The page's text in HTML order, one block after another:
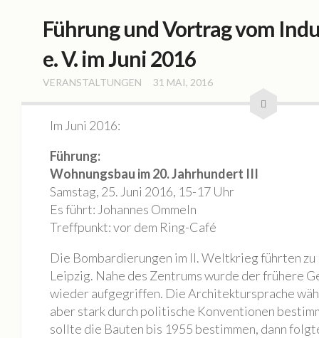
Geschichte
Vorstellung
Hassan Haddad
Mieten
Archiv
BILDAUSWAHL 2023
Buchlesung Atelier Maritta Brückner
BILDAUSWAHL 2022
Tag der Offenen Ateliers 2022
Führung und Vortrag vom
e. V. im Juni 2016
VERANSTALTUNGEN 31 MAI, 2016
Im Juni 2016:
Führung:
Wohnungsbau im 20. Jahrhundert III
Samstag, 25. Juni 2016, 15-17 Uhr
Es führt: Johannes Ommeln
Treffpunkt: vor dem Ring-Café
Die Bombardierungen im II. Weltkrieg führten zu
Leipzig. Nahe des Zentrums wurde der frühere
wieder aufgegriffen. Die Architektursprache
aber stark durch politische Konventionen
sollte die Bauten bis 1955 bestimmen, dann